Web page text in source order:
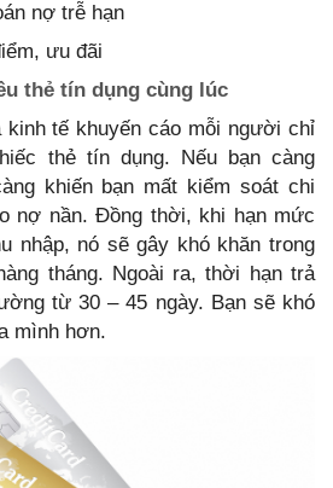
nợ trễ hạn
ưu đãi
thẻ tín dụng cùng lúc
kinh tế khuyến cáo mỗi người chỉ
thẻ tín dụng. Nếu bạn càng
khiến bạn mất kiểm soát chi
nợ nần. Đồng thời, khi hạn mức
nhập, nó sẽ gây khó khăn trong
tháng. Ngoài ra, thời hạn trả
từ 30 – 45 ngày. Bạn sẽ khó
mình hơn.